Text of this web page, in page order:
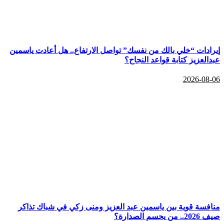
إيرادات “خلي بالك من نفسك” تواصل الارتفاع.. هل أعادت ياسمين
عبدالعزيز كتابة قواعد النجاح؟
2026-08-06
منافسة قوية بين ياسمين عبد العزيز ومنى زكي في شباك تذاكر
صيف 2026.. من يحسم الصدارة؟